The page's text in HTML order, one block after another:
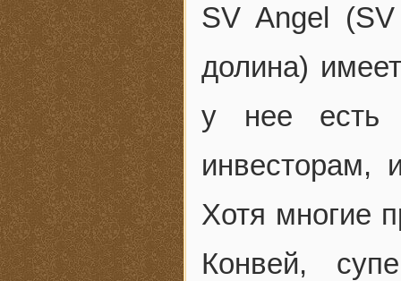
SV Angel
долина)
у нее есть
инвесторам,
Хотя многие
Конвей,